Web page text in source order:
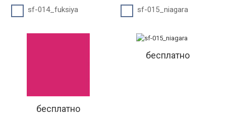
sf-014_fuksiya
бесплатно
sf-015_niagara
бесплатно